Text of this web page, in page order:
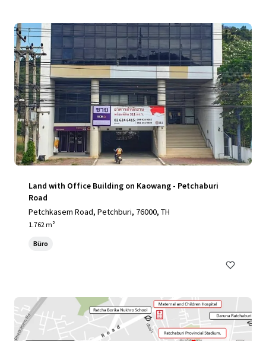
Land with Office Building on Kaowang - Petchaburi
Road
Petchkasem Road, Petchburi, 76000, TH
1.762 m²
Büro